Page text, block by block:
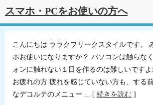
スマホ・PCをお使いの方へ
こんにちは ララクフリークスタイルです。
ホお使いになりますか？ パソコンは触らな
ォンに触れない１日を作るのは難しいです
お疲れの方 疲れを感じていない方も、する
なデコルテのメニュー ... [ 続きを読む ]